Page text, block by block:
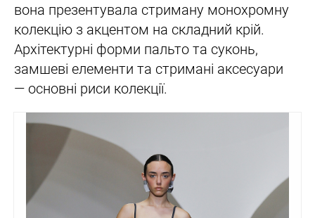
вона презентувала стриману монохромну
колекцію з акцентом на складний крій.
Архітектурні форми пальто та суконь,
замшеві елементи та стримані аксесуари
— основні риси колекції.